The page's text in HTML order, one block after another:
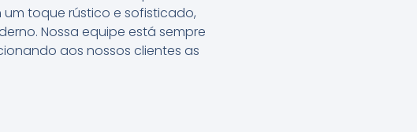
toque rústico e sofisticado,
Nossa equipe está sempre
aos nossos clientes as